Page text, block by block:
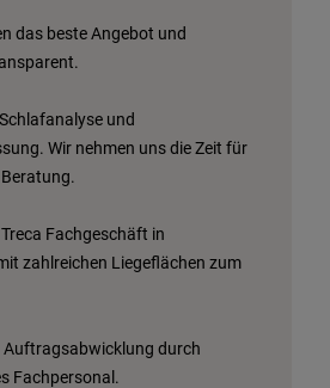
im Hotel
das beste Angebot und
und
Wir nehmen uns die Zeit für
Fachgeschäft in
zahlreichen Liegeflächen zum
Auftragsabwicklung durch
Fachpersonal.